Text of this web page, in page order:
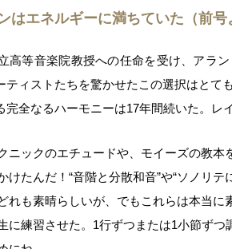
はエネルギーに満ちていた（前号
高等音楽院教授への任命を受け、アラ
ティストたちを驚かせたこの選択はとて
完全なるハーモニーは17年間続いた。レ
ニックのエチュードや、モイーズの教
けたんだ！“音階と分散和音”や“ソノリ
れも素晴らしいが、でもこれらは本当
に練習させた。1行ずつまたは1小節ず